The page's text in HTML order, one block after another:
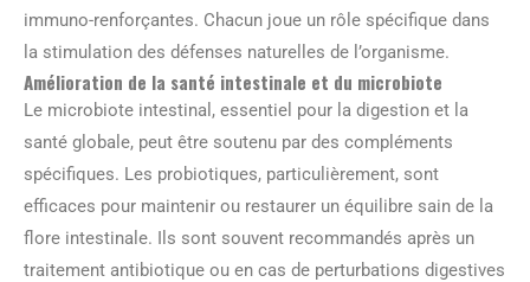
immuno-renforçantes. Chacun joue un rôle spécifique dans
la stimulation des défenses naturelles de l’organisme.
Amélioration de la santé intestinale et du microbiote
Le microbiote intestinal, essentiel pour la digestion et la
santé globale, peut être soutenu par des compléments
spécifiques. Les probiotiques, particulièrement, sont
efficaces pour maintenir ou restaurer un équilibre sain de la
flore intestinale. Ils sont souvent recommandés après un
traitement antibiotique ou en cas de perturbations digestives